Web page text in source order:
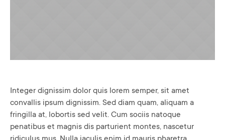
Integer dignissim dolor quis lorem semper, sit amet
convallis ipsum dignissim. Sed diam quam, aliquam a
fringilla at, lobortis sed velit. Cum sociis natoque
penatibus et magnis dis parturient montes, nascetur